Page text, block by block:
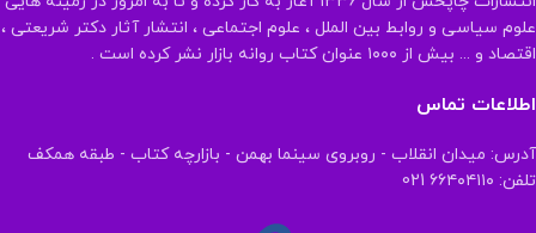
علوم سیاسی و روابط بین الملل ، علوم اجتماعی ، انتشار آثار دکتر شریعتی ،
اقتصاد و ... بیش از ۱۰۰۰ عنوان کتاب روانه بازار نشر کرده است .
اطلاعات تماس
آدرس: میدان انقلاب - روبروی سینما بهمن - بازارچه کتاب - طبقه همکف
تلفن: ۶۶۴۰۴۱۱۰ 021